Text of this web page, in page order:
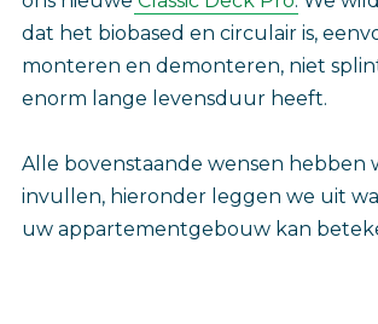
dat het biobased en circulair is,
monteren en demonteren, niet
enorm lange levensduur heeft.
Alle bovenstaande wensen hebben
invullen, hieronder leggen we uit
uw appartementgebouw kan